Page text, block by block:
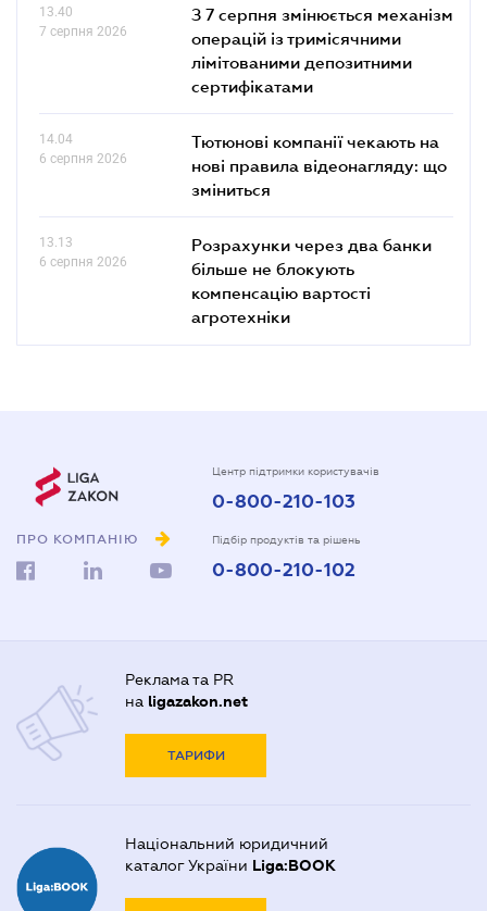
13.40
7 серпня 2026
З 7 серпня змінюється механізм
операцій із тримісячними
лімітованими депозитними
сертифікатами
14.04
6 серпня 2026
Тютюнові компанії чекають на
нові правила відеонагляду: що
зміниться
13.13
6 серпня 2026
Розрахунки через два банки
більше не блокують
компенсацію вартості
агротехніки
ПРО КОМПАНІЮ
Центр підтримки користувачів
0-800-210-103
Підбір продуктів та рішень
0-800-210-102
Реклама та PR
на ligazakon.net
ТАРИФИ
Національний юридичний
каталог України Liga:BOOK